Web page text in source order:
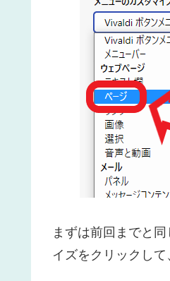
まずは前回までと
イズをクリックし